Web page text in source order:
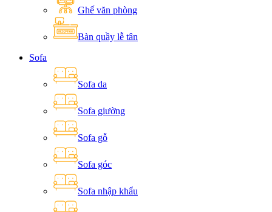
Ghế văn phòng
Bàn quầy lễ tân
Sofa
Sofa da
Sofa giường
Sofa gỗ
Sofa góc
Sofa nhập khẩu